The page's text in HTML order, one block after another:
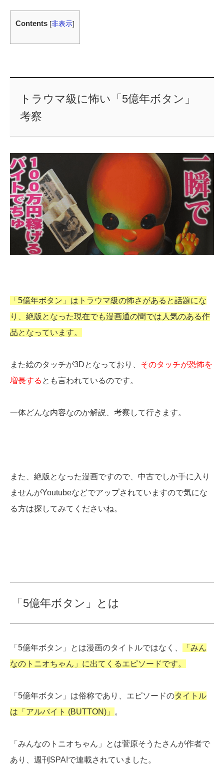
Contents [非表示]
トラウマ級に怖い「5億年ボタン」
考察
「5億年ボタン」はトラウマ級の怖さがあると話題にな
り、絶版となった現在でも漫画通の間では人気のある作
品となっています。
また絵のタッチが3Dとなっており、 そのタッチが恐怖を
増長する とも言われているのです。
一体どんな内容なのか解説、考察して行きます。
また、絶版となった漫画ですので、中古でしか手に入り
ませんがYoutubeなどでアップされていますので気にな
る方は探してみてくださいね。
「5億年ボタン」とは
「5億年ボタン」とは漫画のタイトルではなく、
「みん
なのトニオちゃん」に出てくるエピソードです。
「5億年ボタン」は俗称であり、エピソードのタイトル
は「アルバイト (BUTTON)」
。
「みんなのトニオちゃん」とは菅原そうたさんが作者で
あり、週刊SPA!で連載されていました。